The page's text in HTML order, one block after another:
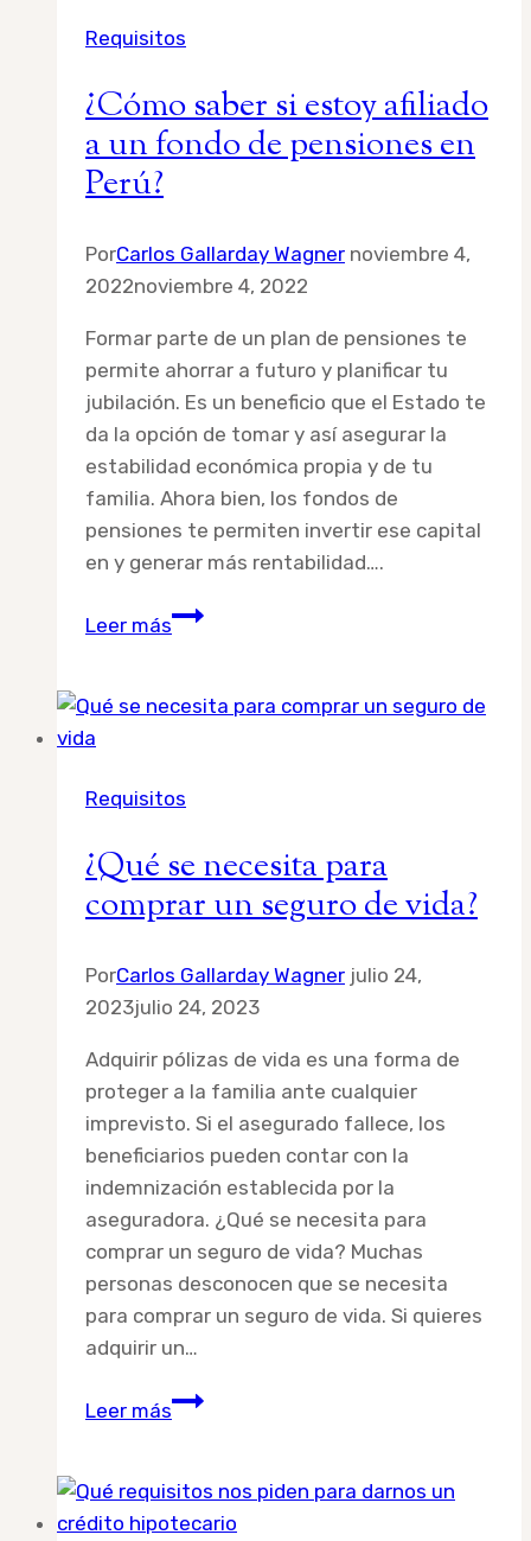
primera
Requisitos
¿Cómo saber si estoy afiliado
a un fondo de pensiones en
Perú?
PorCarlos Gallarday Wagner noviembre 4,
2022noviembre 4, 2022
Formar parte de un plan de pensiones te
permite ahorrar a futuro y planificar tu
jubilación. Es un beneficio que el Estado te
da la opción de tomar y así asegurar la
estabilidad económica propia y de tu
familia. Ahora bien, los fondos de
pensiones te permiten invertir ese capital
en y generar más rentabilidad….
Leer más¿Cómo
estoy
un
de
pensiones
Perú?
Requisitos
¿Qué se necesita para
comprar un seguro de vida?
PorCarlos Gallarday Wagner julio 24,
2023julio 24, 2023
Adquirir pólizas de vida es una forma de
proteger a la familia ante cualquier
imprevisto. Si el asegurado fallece, los
beneficiarios pueden contar con la
indemnización establecida por la
aseguradora. ¿Qué se necesita para
comprar un seguro de vida? Muchas
personas desconocen que se necesita
para comprar un seguro de vida. Si quieres
adquirir un…
Leer más¿Qué
para
comprar